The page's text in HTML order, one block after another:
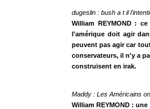
dugeslin : bush a t il
William REYMOND :
l'amérique doit agir
peuvent pas agir car
conservateurs, il n'y a
construisent en irak.
Maddy : Les Américains
William REYMOND :